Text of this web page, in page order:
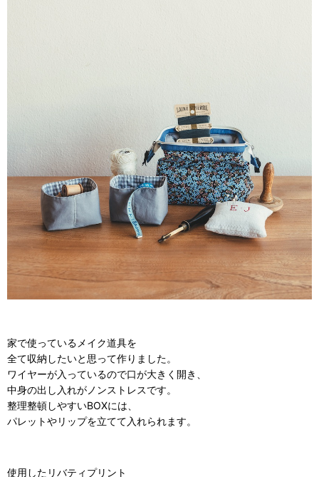
家で使っているメイク道具を
全て収納したいと思って作りました。
ワイヤーが入っているので口が大きく開き、
中身の出し入れがノンストレスです。
整理整頓しやすいBOXには、
パレットやリップを立てて入れられます。
使用したリバティプリント